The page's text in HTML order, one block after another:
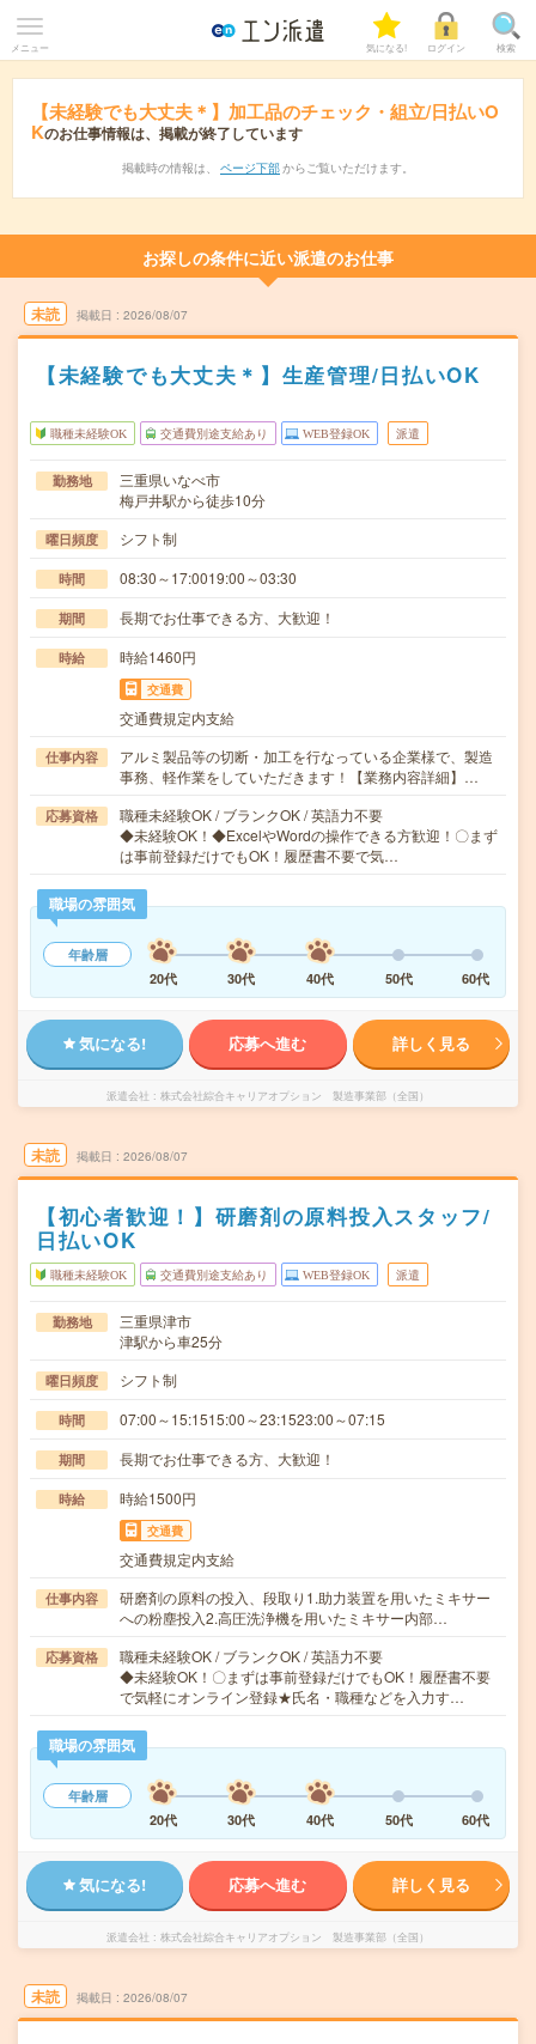
メニュー 気になる! ログイン 検索
【未経験でも大丈夫＊】加工品のチェック・組立/日払いO
Kのお仕事情報は、掲載が終了しています
掲載時の情報は、 ページ下部 からご覧いただけます。
お探しの条件に近い派遣のお仕事
未読 掲載日 2026/08/07
【未経験でも大丈夫＊】生産管理/日払いOK
職種未経験OK 交通費別途支給あり WEB登録OK 派遣
勤務地
三重県いなべ市
梅戸井駅から徒歩10分
曜日頻度 シフト制
時間 08:30～17:0019:00～03:30
期間 長期でお仕事できる方、大歓迎！
時給 時給1460円
交通費
交通費規定内支給
仕事内容
アルミ製品等の切断・加工を行なっている企業様で、製造
事務、軽作業をしていただきます！【業務内容詳細】…
応募資格
職種未経験OK / ブランクOK / 英語力不要
◆未経験OK！◆ExcelやWordの操作できる方歓迎！〇まず
は事前登録だけでもOK！履歴書不要で気…
職場の雰囲気
年齢層
20代
30代 40代 50代 60代
気になる! 応募へ進む 詳しく見る
派遣会社 株式会社綜合キャリアオプション 製造事業部（全国）
未読 掲載日 2026/08/07
【初心者歓迎！】研磨剤の原料投入スタッフ/
日払いOK
職種未経験OK 交通費別途支給あり WEB登録OK 派遣
勤務地
三重県津市
津駅から車25分
曜日頻度 シフト制
時間 07:00～15:1515:00～23:1523:00～07:15
期間 長期でお仕事できる方、大歓迎！
時給 時給1500円
交通費
交通費規定内支給
仕事内容
研磨剤の原料の投入、段取り1.助力装置を用いたミキサー
への粉塵投入2.高圧洗浄機を用いたミキサー内部…
応募資格
職種未経験OK / ブランクOK / 英語力不要
◆未経験OK！〇まずは事前登録だけでもOK！履歴書不要
で気軽にオンライン登録★氏名・職種などを入力す…
職場の雰囲気
年齢層
20代
30代 40代 50代 60代
気になる! 応募へ進む 詳しく見る
派遣会社 株式会社綜合キャリアオプション 製造事業部（全国）
未読 掲載日 2026/08/07